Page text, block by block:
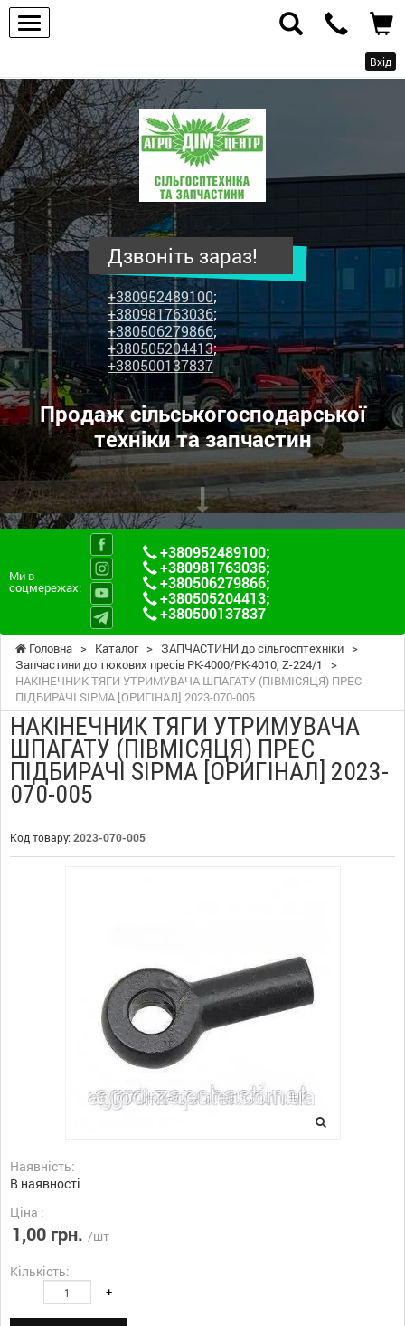
Вхід
ПП
"Агродім-
центр"
-
продаж
сільськогосподарської
техніки
та
запчастин
Дзвоніть зараз!
+380952489100;
+380981763036;
+380506279866;
+380505204413;
+380500137837
Продаж сільськогосподарської
техніки та запчастин
Ми в
соцмережах:
+380952489100;
+380981763036;
+380506279866;
+380505204413;
+380500137837
Головна > Каталог > ЗАПЧАСТИНИ до сільгосптехніки >
Запчастини до тюкових пресів PK-4000/PK-4010, Z-224/1
>
НАКІНЕЧНИК ТЯГИ УТРИМУВАЧА ШПАГАТУ (ПІВМІСЯЦЯ) ПРЕС
ПІДБИРАЧІ SIPMA [ОРИГІНАЛ] 2023-070-005
НАКІНЕЧНИК ТЯГИ УТРИМУВАЧА
ШПАГАТУ (ПІВМІСЯЦЯ) ПРЕС
ПІДБИРАЧІ SIPMA [ОРИГІНАЛ] 2023-
070-005
Код товару: 2023-070-005
Наявність:
В наявності
Ціна :
1,00 грн. /шт
Кількість:
- +